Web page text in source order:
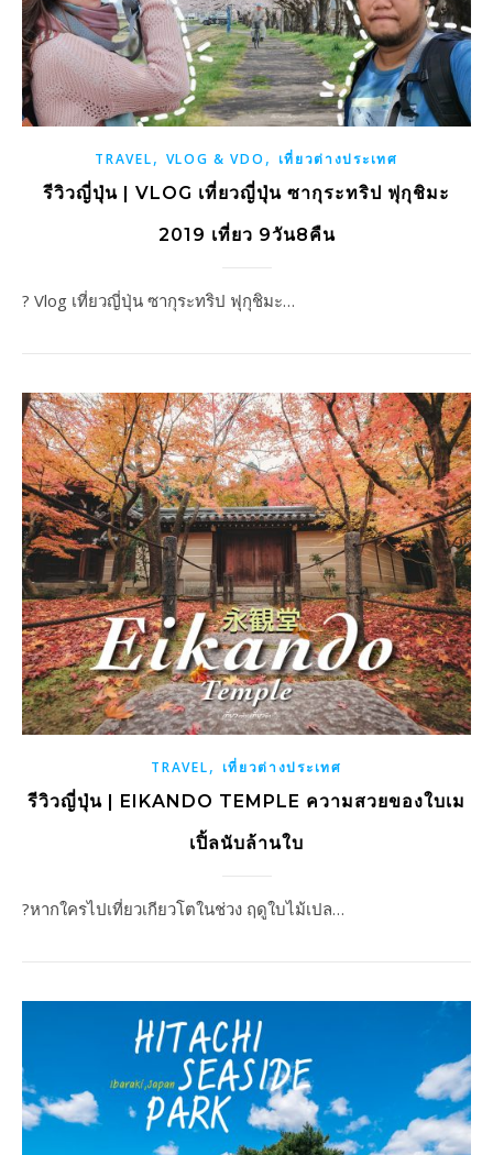
TRAVEL, VLOG & VDO , เที่ยวต่างประเทศ
รีวิวญี่ปุ่น | VLOG เที่ยวญี่ปุ่น ซากุระทริป ฟุกุชิมะ
2019 เที่ยว 9วัน8คืน
? Vlog เที่ยวญี่ปุ่น ซากุระทริป ฟุกุชิมะ…
TRAVEL, เที่ยวต่างประเทศ
รีวิวญี่ปุ่น | EIKANDO TEMPLE ความสวยของใบเม
เปิ้ลนับล้านใบ
?หากใครไปเที่ยวเกียวโตในช่วง ฤดูใบไม้เปล…